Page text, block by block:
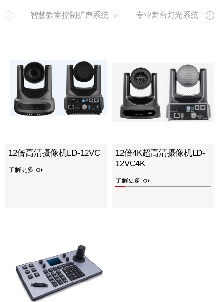
智慧教室控制扩声系统 专业舞台灯光系统
12倍高清摄像机LD-12VC
了解更多
12倍4K超高清摄像机LD-
12VC4K
了解更多